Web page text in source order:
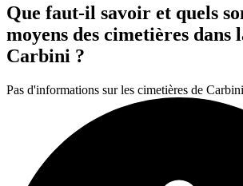
Que faut-il savoir et quels
moyens des cimetières dans
Carbini ?
Pas d'informations sur les cimetières de Carbini